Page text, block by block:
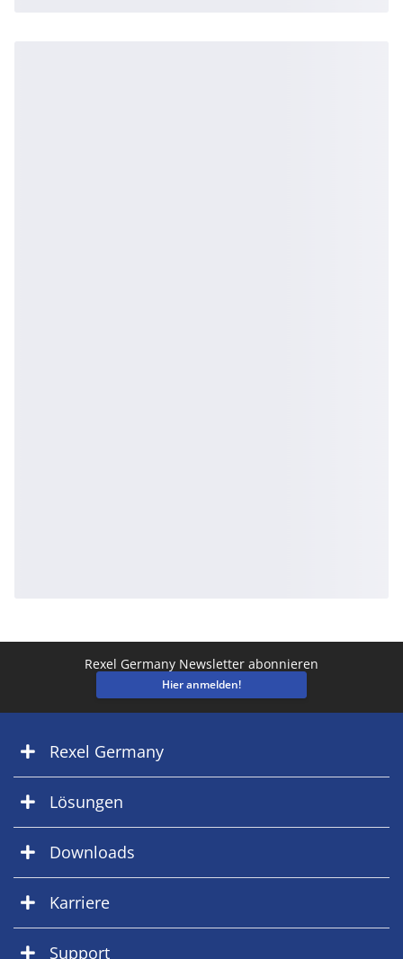
Rexel Germany Newsletter abonnieren
Hier anmelden!
Rexel Germany
Lösungen
Downloads
Karriere
Support